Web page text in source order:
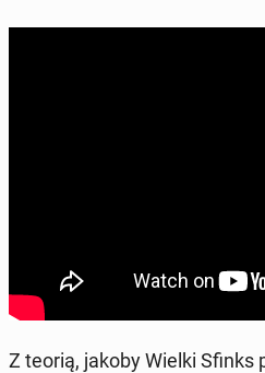
Z teorią, jakoby Wielki Sfinks